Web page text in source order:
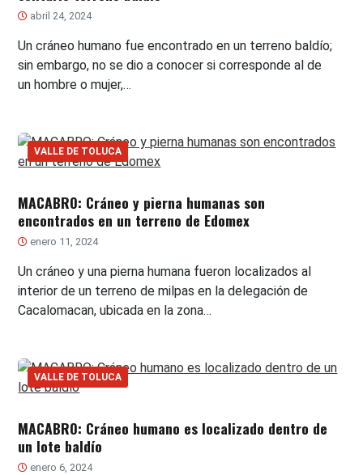
abril 24, 2024
Un cráneo humano fue encontrado en un terreno baldío;
sin embargo, no se dio a conocer si corresponde al de
un hombre o mujer,…
VALLE DE TOLUCA
MACABRO: Cráneo y pierna humanas son
encontrados en un terreno de Edomex
enero 11, 2024
Un cráneo y una pierna humana fueron localizados al
interior de un terreno de milpas en la delegación de
Cacalomacan, ubicada en la zona…
VALLE DE TOLUCA
MACABRO: Cráneo humano es localizado dentro de
un lote baldío
enero 6, 2024